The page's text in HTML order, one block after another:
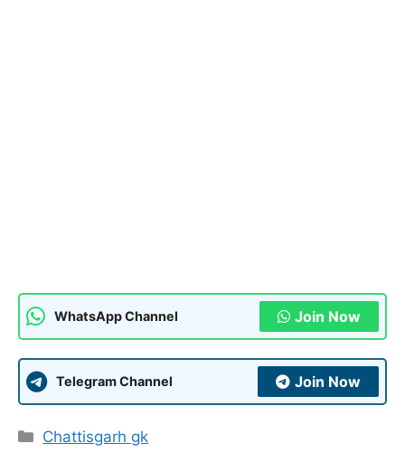
WhatsApp Channel Join Now
Telegram Channel Join Now
Categories
Chattisgarh gk